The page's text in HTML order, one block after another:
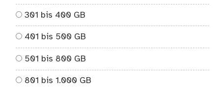
301 bis 400 GB
401 bis 500 GB
501 bis 800 GB
801 bis 1.000 GB